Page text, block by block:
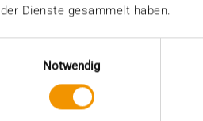
der Dienste gesammelt haben.
Notwendig